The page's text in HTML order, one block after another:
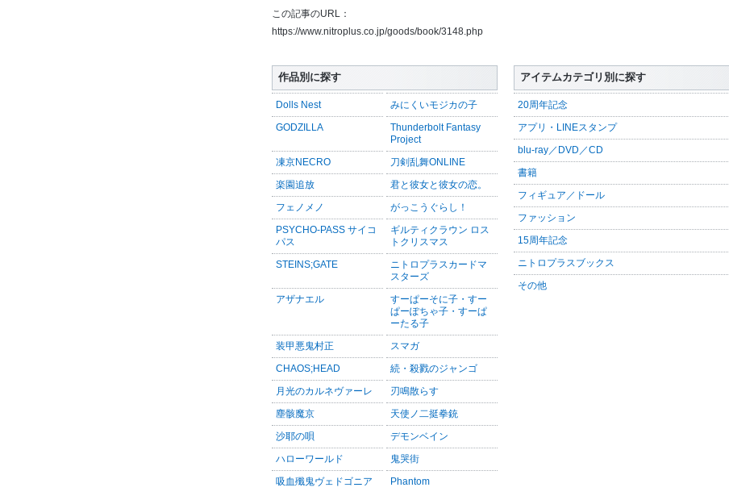
この記事のURL：
https://www.nitroplus.co.jp/goods/book/3148.php
作品別に探す
Dolls Nest みにくいモジカの子
GODZILLA
Thunderbolt Fantasy
Project
凍京NECRO 刀剣乱舞ONLINE
楽園追放 君と彼女と彼女の恋。
フェノメノ がっこうぐらし！
PSYCHO-PASS サイコ
パス
ギルティクラウン ロス
トクリスマス
STEINS;GATE
ニトロプラスカードマ
スターズ
アザナエル
すーぱーそに子・すー
ぱーぽちゃ子・すーぱ
ーたる子
装甲悪鬼村正 スマガ
CHAOS;HEAD 続・殺戮のジャンゴ
月光のカルネヴァーレ 刃鳴散らす
塵骸魔京 天使ノ二挺拳銃
沙耶の唄 デモンベイン
ハローワールド 鬼哭街
吸血殲鬼ヴェドゴニア Phantom
アイテムカテゴリ別に探す
20周年記念
アプリ・LINEスタンプ
blu-ray／DVD／CD
書籍
フィギュア／ドール
ファッション
15周年記念
ニトロプラスブックス
その他